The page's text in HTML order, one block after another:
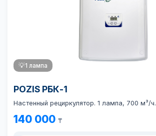
💡1 лампа
POZIS РБК-1
Настенный рециркулятор. 1 лампа, 700 м³/ч.
140 000 ₸